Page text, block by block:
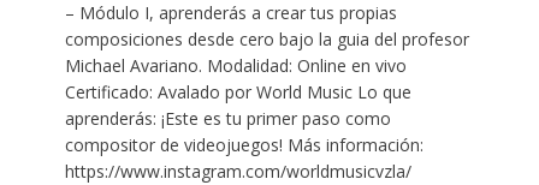
– Módulo I, aprenderás a crear tus propias
composiciones desde cero bajo la guia del profesor
Michael Avariano. Modalidad: Online en vivo
Certificado: Avalado por World Music Lo que
aprenderás: ¡Este es tu primer paso como
compositor de videojuegos! Más información:
https://www.instagram.com/worldmusicvzla/